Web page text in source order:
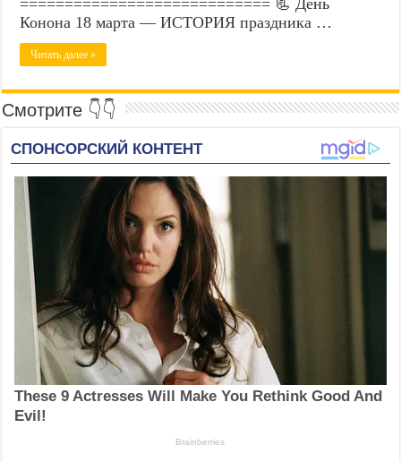
Конона 18 марта — ИСТОРИЯ праздника …
Читать далее »
Смотрите 👇👇